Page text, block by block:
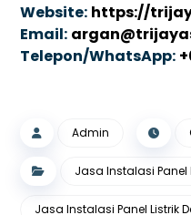
Website: https://
Email:
Telepon/WhatsApp:
Admin
Jasa Instalasi Panel
Jasa Instalasi Panel Listrik